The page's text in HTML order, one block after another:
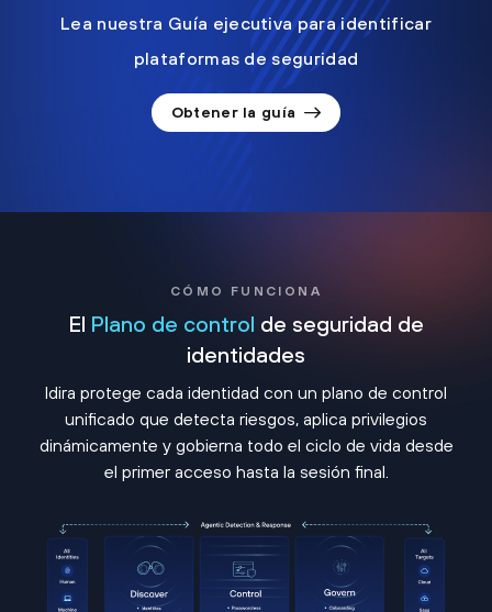
Lea nuestra Guía ejecutiva para identificar
plataformas de seguridad
Obtener la guía
CÓMO FUNCIONA
El Plano de control de seguridad de
identidades
Idira protege cada identidad con un plano de control
unificado que detecta riesgos, aplica privilegios
dinámicamente y gobierna todo el ciclo de vida desde
el primer acceso hasta la sesión final.